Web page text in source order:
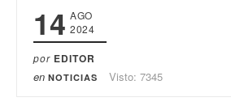
14 AGO
2024
por EDITOR
en NOTICIAS Visto: 7345